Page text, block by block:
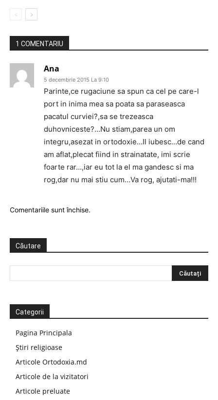
1 COMENTARIU
Ana
5 decembrie 2015 La 9:10
Parinte,ce rugaciune sa spun ca cel pe care-l
port in inima mea sa poata sa paraseasca
pacatul curviei?,sa se trezeasca
duhovniceste?…Nu stiam,parea un om
integru,asezat in ortodoxie…Il iubesc…de cand
am aflat,plecat fiind in strainatate, imi scrie
foarte rar…,iar eu tot la el ma gandesc si ma
rog,dar nu mai stiu cum…Va rog, ajutati-ma!!!
Comentariile sunt închise.
Căutare
Categorii
Pagina Principala
Știri religioase
Articole Ortodoxia.md
Articole de la vizitatori
Articole preluate